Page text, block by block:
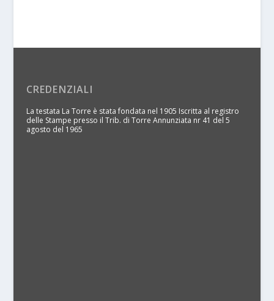
CREDENZIALI
La testata La Torre è stata fondata nel 1905 Iscritta al registro
delle Stampe presso il Trib. di Torre Annunziata nr 41 del 5
agosto del 1965